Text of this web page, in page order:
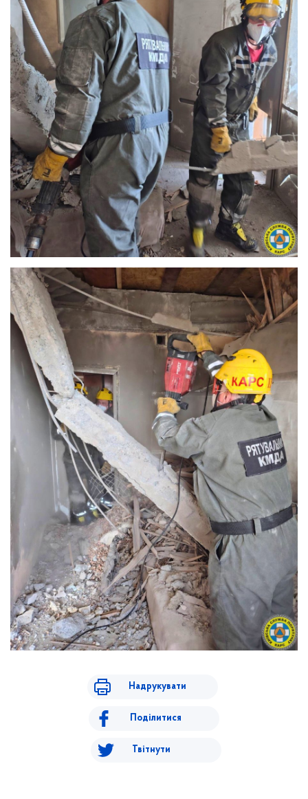
Надрукувати
Поділитися
Твітнути